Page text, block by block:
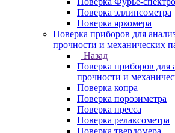
Поверка эллипсометра
Поверка яркомера
Поверка приборов для
прочности и механических
Назад
Поверка приборов для
прочности и
Поверка копра
Поверка порозиметра
Поверка пресса
Поверка релаксометра
Поверка твердомера